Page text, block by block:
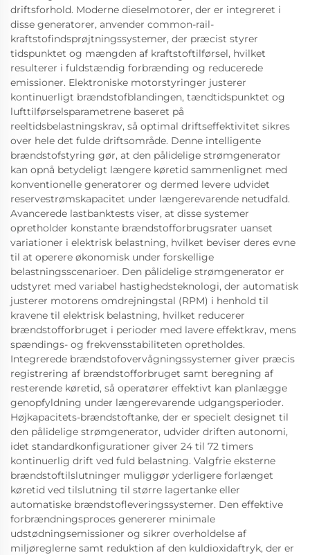
driftsforhold. Moderne dieselmotorer, der er integreret i
disse generatorer, anvender common-rail-
kraftstofindsprøjtningssystemer, der præcist styrer
tidspunktet og mængden af kraftstoftilførsel, hvilket
resulterer i fuldstændig forbrænding og reducerede
emissioner. Elektroniske motorstyringer justerer
kontinuerligt brændstofblandingen, tændtidspunktet og
lufttilførselsparametrene baseret på
reeltidsbelastningskrav, så optimal driftseffektivitet sikres
over hele det fulde driftsområde. Denne intelligente
brændstofstyring gør, at den pålidelige strømgenerator
kan opnå betydeligt længere køretid sammenlignet med
konventionelle generatorer og dermed levere udvidet
reservestrømskapacitet under længerevarende netudfald.
Avancerede lastbanktests viser, at disse systemer
opretholder konstante brændstofforbrugsrater uanset
variationer i elektrisk belastning, hvilket beviser deres evne
til at operere økonomisk under forskellige
belastningsscenarioer. Den pålidelige strømgenerator er
udstyret med variabel hastighedsteknologi, der automatisk
justerer motorens omdrejningstal (RPM) i henhold til
kravene til elektrisk belastning, hvilket reducerer
brændstofforbruget i perioder med lavere effektkrav, mens
spændings- og frekvensstabiliteten opretholdes.
Integrerede brændstofovervågningssystemer giver præcis
registrering af brændstofforbruget samt beregning af
resterende køretid, så operatører effektivt kan planlægge
genopfyldning under længerevarende udgangsperioder.
Højkapacitets-brændstoftanke, der er specielt designet til
den pålidelige strømgenerator, udvider driften autonomi,
idet standardkonfigurationer giver 24 til 72 timers
kontinuerlig drift ved fuld belastning. Valgfrie eksterne
brændstoftilslutninger muliggør yderligere forlænget
køretid ved tilslutning til større lagertanke eller
automatiske brændstofleveringssystemer. Den effektive
forbrændningsproces genererer minimale
udstødningsemissioner og sikrer overholdelse af
miljøreglerne samt reduktion af den kuldioxidaftryk, der er